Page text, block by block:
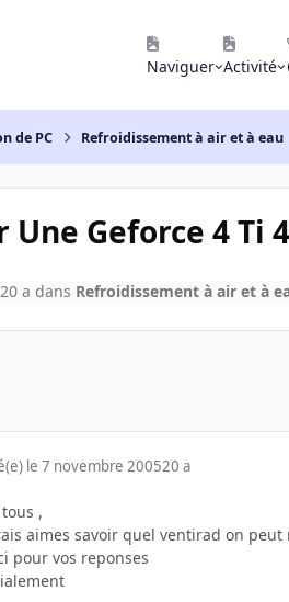
Naviguer Activité
de PC Refroidissement à air et à eau
Geforce 4 Ti
20 a dans Refroidissement à air et à
le 7 novembre 200520 a
,
aimes savoir quel ventirad on
pour vos reponses